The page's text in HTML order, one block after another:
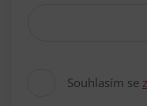
Souhlasím se